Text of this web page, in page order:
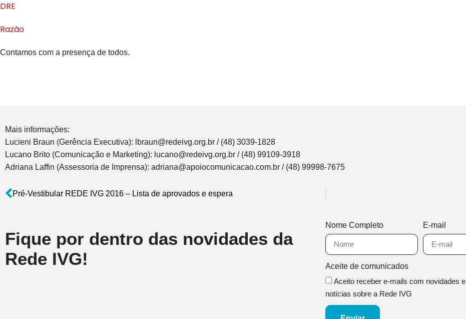
DRE
Razão
Contamos com a presença de todos.
Mais informações:
Lucieni Braun (Gerência Executiva): lbraun@redeivg.org.br / (48) 3039-1828
Lucano Brito (Comunicação e Marketing): lucano@redeivg.org.br / (48) 99109-3918
Adriana Laffin (Assessoria de Imprensa): adriana@apoiocomunicacao.com.br / (48) 99998-7675
Pré-Vestibular REDE IVG 2016 – Lista de aprovados e espera
Fique por dentro das novidades da
Rede IVG!
Nome Completo E-mail
Aceite de comunicados
Aceito receber e-mails com novidades e
notícias sobre a Rede IVG